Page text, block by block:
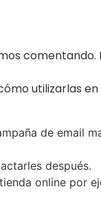
comentando.
utilizarlas
de email
después.
online por